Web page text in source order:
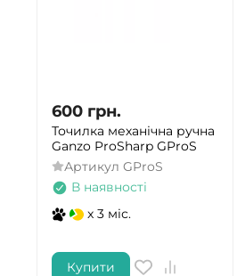
600 грн.
Точилка механічна ручна
Ganzo ProSharp GProS
Артикул GProS
В наявності
x 3 міс.
Купити